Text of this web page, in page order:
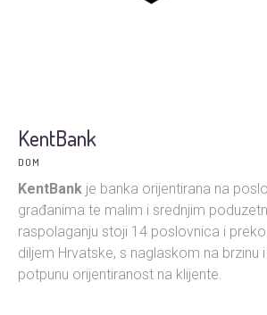
KentBank
DOM
KentBankje banka orijentirana na
građanima te malim i srednjim
raspolaganju stoji 14 poslovnica i
diljem Hrvatske, s naglaskom na brzinu
potpunu orijentiranost na klijente.